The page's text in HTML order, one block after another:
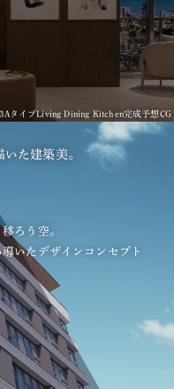
タイプLiving Dining Kitchen完成予想CG
た建築美。
ろう空。
いたデザインコンセプト